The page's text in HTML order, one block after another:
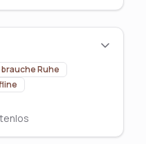
brauche Ruhe